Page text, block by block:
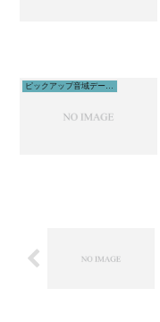
ピックアップ音域データ解説